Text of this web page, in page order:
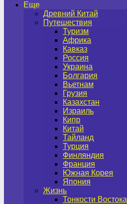
Еще
Древний Китай
Путешествия
Туризм
Африка
Кавказ
Россия
Украина
Болгария
Вьетнам
Грузия
Казахстан
Израиль
Кипр
Китай
Тайланд
Турция
Финляндия
Франция
Южная Корея
Япония
Жизнь
Тонкости Востока